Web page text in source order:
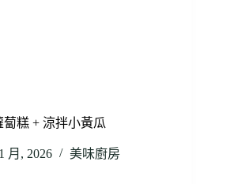
蔔糕 + 涼拌小黃瓜
月, 2026 美味廚房